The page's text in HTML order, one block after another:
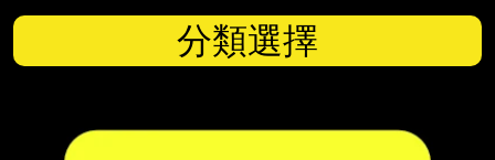
分類選擇